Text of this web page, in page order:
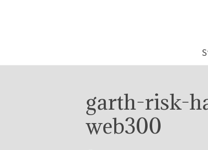
garth-risk-
web300